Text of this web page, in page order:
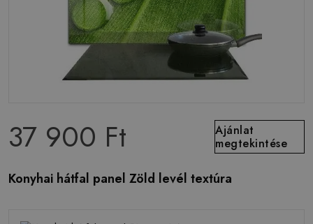
37 900 Ft
Ajánlat
megtekintése
Konyhai hátfal panel Zöld levél textúra